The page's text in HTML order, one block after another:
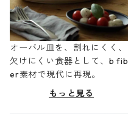
オーバル皿を、割れにくく、
欠けにくい食器として、b fib
er素材で現代に再現。
もっと見る